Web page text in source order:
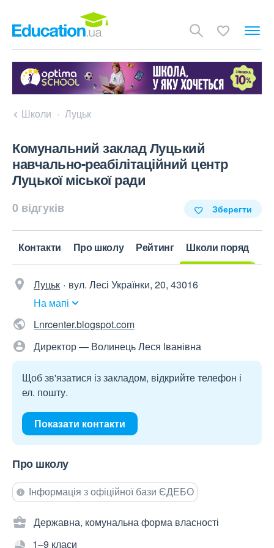
Школи Луцьк
Комунальний заклад Луцький
навчально-реабілітаційний центр
Луцької міської ради
0 відгуків Зберегти
Контакти Про школу Рейтинг Школи поряд
Луцьк
вул. Лесі Українки, 20, 43016
На мапі
Lnrcenter.blogspot.com
Директор — Волинець Леся Іванівна
Щоб зв'язатися із закладом, відкрийте телефон і
ел. пошту.
Показати контакти
Про школу
Інформація з офіційної бази ЄДЕБО
Державна, комунальна форма власності
1–9 класи